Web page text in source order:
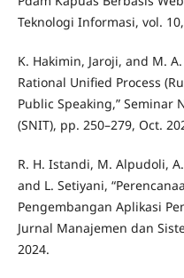
Teknologi Informasi, vol.
K. Hakimin, Jaroji, and M.
Rational Unified Process
Public Speaking,” Seminar
(SNIT), pp. 250–279, Oct.
R. H. Istandi, M. Alpudoli,
and L. Setiyani,
Pengembangan Aplikasi
Jurnal Manajemen dan
2024.